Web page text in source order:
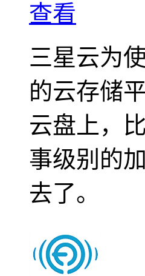
查看
三星云为
的云存储
云盘上，
事级别的
去了。